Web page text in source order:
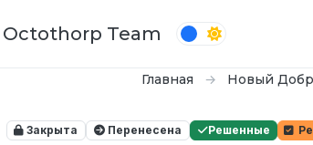
Team
Главная Новый
Закрыта Перенесена Решенные